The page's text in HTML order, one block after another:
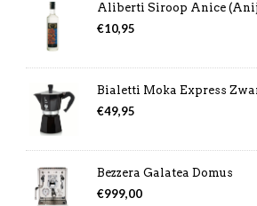
Aliberti Siroop Anice
€10,95
Bialetti Moka Express
€49,95
Bezzera Galatea Domus
€999,00